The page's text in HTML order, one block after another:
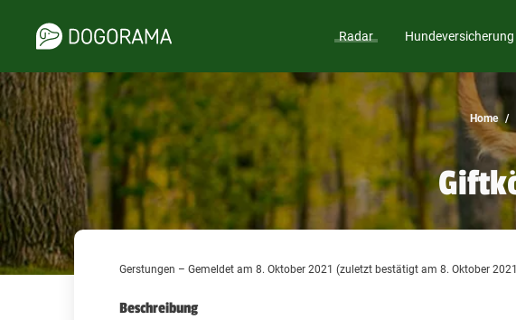
Radar Hundeversicherung
Home
Gerstungen – Gemeldet am 8. Oktober 2021 (zuletzt bestätigt am 8. Oktober
Beschreibung